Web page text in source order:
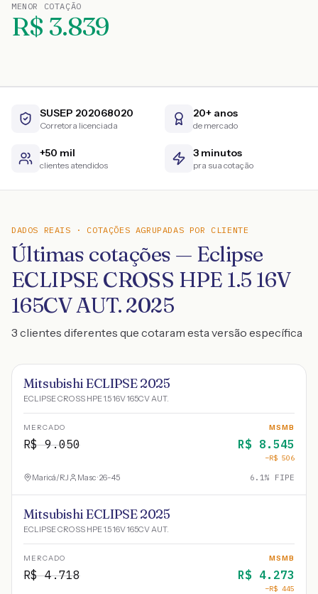
MENOR COTAÇÃO
R$ 3.839
SUSEP 202068020
Corretora licenciada
20+ anos
de mercado
+50 mil
clientes atendidos
3 minutos
pra sua cotação
DADOS REAIS · COTAÇÕES AGRUPADAS POR CLIENTE
Últimas cotações — Eclipse
ECLIPSE CROSS HPE 1.5 16V
165CV AUT. 2025
3 clientes diferentes que cotaram esta versão específica
Mitsubishi ECLIPSE 2025
ECLIPSE CROSS HPE 1.5 16V 165CV AUT.
MERCADO
R$9.050
MSMB
R$ 8.545
−R$ 506
Maricá/RJ Masc · 26-45 6.1% FIPE
Mitsubishi ECLIPSE 2025
ECLIPSE CROSS HPE 1.5 16V 165CV AUT.
MERCADO
R$4.718
MSMB
R$ 4.273
−R$ 445